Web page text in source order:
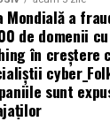
cu DPF;
ridicate;
a preveni
suplimentare,
De
echipate cu
astfel încât
Mondială a
de domenii
în creștere
sunt